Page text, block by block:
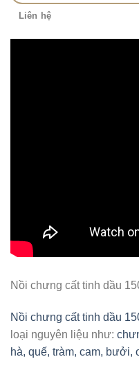
Liên hệ
Nồi chưng cất tinh dầu
Nồi chưng cất tinh dầu
loại nguyên liệu như:
hà, quế, tràm, cam, bưởi,